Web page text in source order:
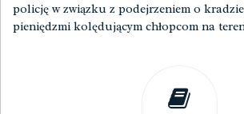
policję w związku z podejrzeniem o
pieniędzmi kolędującym chłopcom na